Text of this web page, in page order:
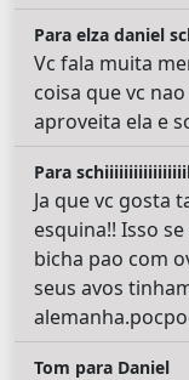
Para elza daniel
Vc fala muita
coisa que vc
aproveita ela e
Para
Ja que vc gosta
esquina!! Isso
bicha pao com
seus avos
Tom para Daniel